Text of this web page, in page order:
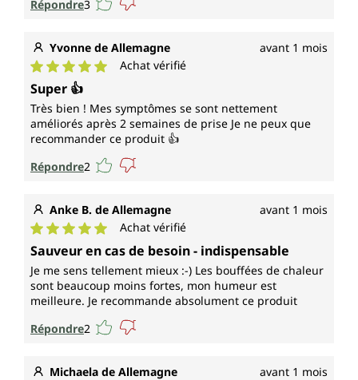
Répondre3
Yvonne de Allemagne avant 1 mois
Note moyenne de 5 sur 5 étoiles
Achat vérifié
Super 👍
Très bien ! Mes symptômes se sont nettement
améliorés après 2 semaines de prise Je ne peux que
recommander ce produit 👍
Répondre2
Anke B. de Allemagne avant 1 mois
Note moyenne de 5 sur 5 étoiles
Achat vérifié
Sauveur en cas de besoin - indispensable
Je me sens tellement mieux :-) Les bouffées de chaleur
sont beaucoup moins fortes, mon humeur est
meilleure. Je recommande absolument ce produit
Répondre2
Michaela de Allemagne avant 1 mois